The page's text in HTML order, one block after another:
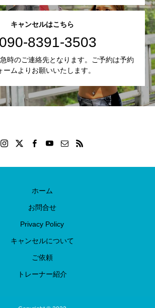
キャンセルはこちら
090-8391-3503
時のご連絡先となります。ご予約は予約
ームよりお願いいたします。
ホーム
お問合せ
Privacy Policy
キャンセルについて
ご依頼
トレーナー紹介